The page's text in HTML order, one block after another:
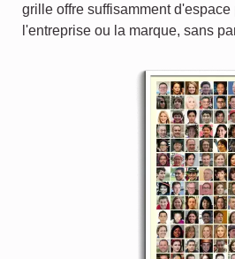
grille offre suffisamment
l'entreprise ou la marque, sans